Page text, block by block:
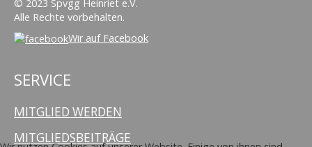
© 2023 Spvgg Heinriet e.V.
Alle Rechte vorbehalten.
Wir auf Facebook
SERVICE
MITGLIED WERDEN
MITGLIEDSBEITRÄGE